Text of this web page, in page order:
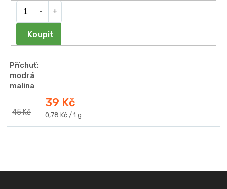
Do košíku
Příchuť:
modrá
malina
45 Kč
39 Kč
Měrná
0,78 Kč / 1 g